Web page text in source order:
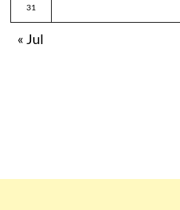
31
« Jul